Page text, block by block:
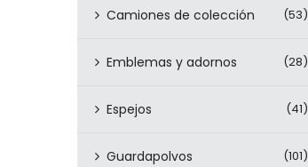
Camiones de colección (53)
Emblemas y adornos (28)
Espejos (41)
Guardapolvos (101)